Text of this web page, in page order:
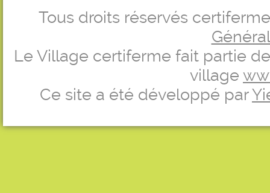
Tous droits réservés
Le Village certiferme fait partie
village
Ce site a été développé par